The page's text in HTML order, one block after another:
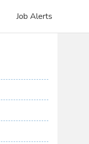
Job Alerts